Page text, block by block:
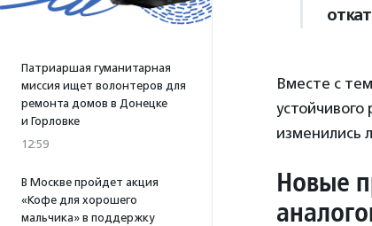
Патриаршая гуманитарная
миссия ищет волонтеров для
ремонта домов в Донецке
и Горловке
12:59
В Москве пройдет акция
«Кофе для хорошего
мальчика» в поддержку
Вместе с
изменились
Новые